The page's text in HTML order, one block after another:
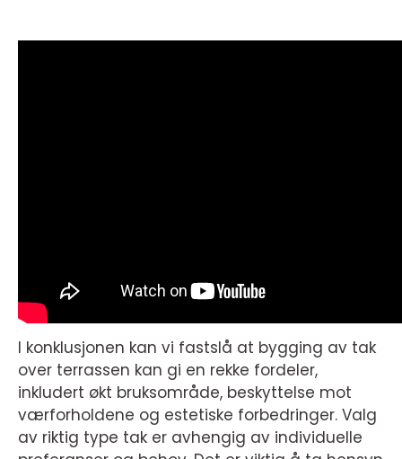
I konklusjonen kan vi fastslå at bygging av tak
over terrassen kan gi en rekke fordeler,
inkludert økt bruksområde, beskyttelse mot
værforholdene og estetiske forbedringer. Valg
av riktig type tak er avhengig av individuelle